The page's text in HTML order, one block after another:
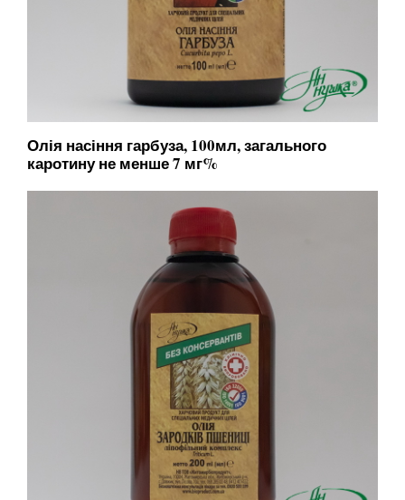
Олія насіння гарбуза, 100мл, загального
каротину не менше 7 мг%